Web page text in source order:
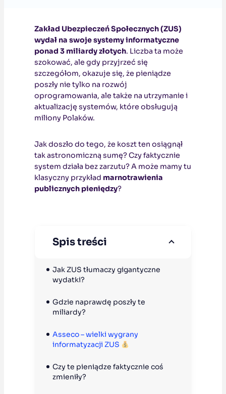
Zakład Ubezpieczeń Społecznych (ZUS)
wydał na swoje systemy informatyczne
ponad 3 miliardy złotych. Liczba ta może
szokować, ale gdy przyjrzeć się
szczegółom, okazuje się, że pieniądze
poszły nie tylko na rozwój
oprogramowania, ale także na utrzymanie i
aktualizację systemów, które obsługują
miliony Polaków.
Jak doszło do tego, że koszt ten osiągnął
tak astronomiczną sumę? Czy faktycznie
system działa bez zarzutu? A może mamy tu
klasyczny przykład marnotrawienia
publicznych pieniędzy?
Spis treści
Jak ZUS tłumaczy gigantyczne
wydatki?
Gdzie naprawdę poszły te
miliardy?
Asseco – wielki wygrany
informatyzacji ZUS
Czy te pieniądze faktycznie coś
zmieniły?